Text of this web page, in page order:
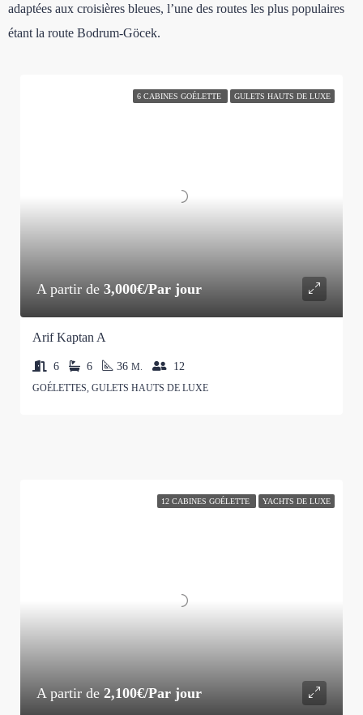
adaptées aux croisières bleues, l’une des routes les plus populaires
étant la route Bodrum-Göcek.
6 CABINES GOÉLETTE GULETS HAUTS DE LUXE
A partir de 3,000€/Par jour
Arif Kaptan A
6 6 36 M. 12
GOÉLETTES, GULETS HAUTS DE LUXE
12 CABINES GOÉLETTE YACHTS DE LUXE
A partir de 2,100€/Par jour